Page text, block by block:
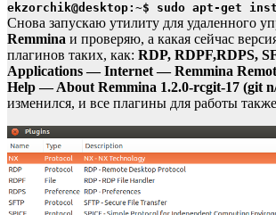
ekzorchik@desktop:~$ sudo apt-get
Снова запускаю утилиту для удаленного
Remmina и проверяю, а какая сейчас
плагинов таких, как: RDP, RDPF,RDPS,
Applications — Internet — Remmina
Help — About Remmina 1.2.0-rcgit-17 (git
изменился, и все плагины для работы